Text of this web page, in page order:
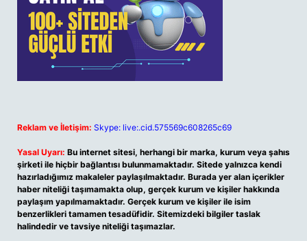
Reklam ve İletişim: Skype: live:.cid.575569c608265c69
Yasal Uyarı: Bu internet sitesi, herhangi bir marka, kurum veya şahıs
şirketi ile hiçbir bağlantısı bulunmamaktadır. Sitede yalnızca kendi
hazırladığımız makaleler paylaşılmaktadır. Burada yer alan içerikler
haber niteliği taşımamakta olup, gerçek kurum ve kişiler hakkında
paylaşım yapılmamaktadır. Gerçek kurum ve kişiler ile isim
benzerlikleri tamamen tesadüfidir. Sitemizdeki bilgiler taslak
halindedir ve tavsiye niteliği taşımazlar.